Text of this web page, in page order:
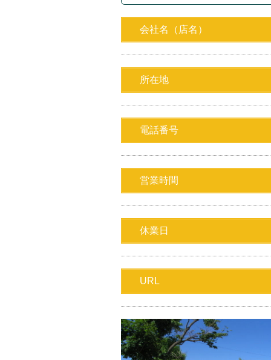
会社名（店名）
所在地
電話番号
営業時間
休業日
URL